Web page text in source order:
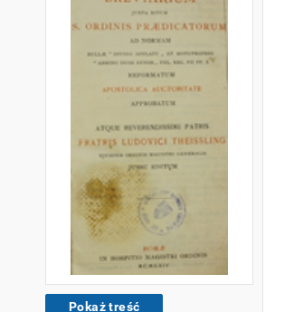
Pokaż treść